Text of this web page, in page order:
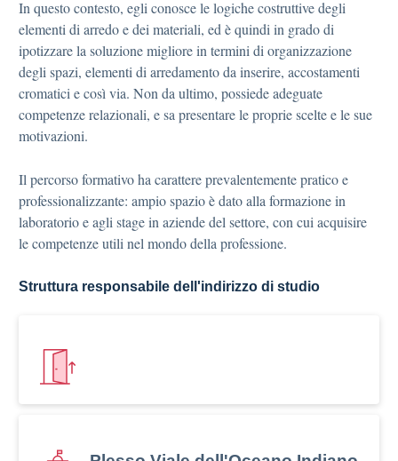
In questo contesto, egli conosce le logiche costruttive degli
elementi di arredo e dei materiali, ed è quindi in grado di
ipotizzare la soluzione migliore in termini di organizzazione
degli spazi, elementi di arredamento da inserire, accostamenti
cromatici e così via. Non da ultimo, possiede adeguate
competenze relazionali, e sa presentare le proprie scelte e le sue
motivazioni.
Il percorso formativo ha carattere prevalentemente pratico e
professionalizzante: ampio spazio è dato alla formazione in
laboratorio e agli stage in aziende del settore, con cui acquisire
le competenze utili nel mondo della professione.
Struttura responsabile dell'indirizzo di studio